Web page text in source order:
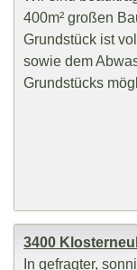
400m² großen
Grundstück ist
sowie dem
Grundstücks
3400
In gefragter,